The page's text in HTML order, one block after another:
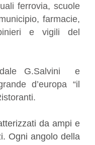
ferrovia, scuole
farmacie,
e vigili del
G.Salvini e
d’europa “il
da ampi e
Ogni angolo della